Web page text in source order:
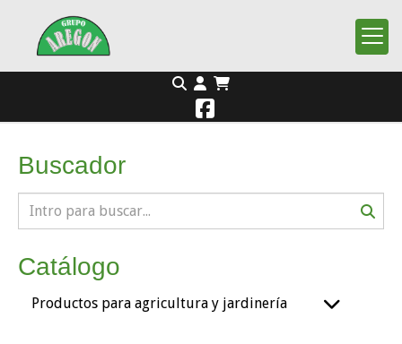
Buscador
Catálogo
Productos para agricultura y jardinería